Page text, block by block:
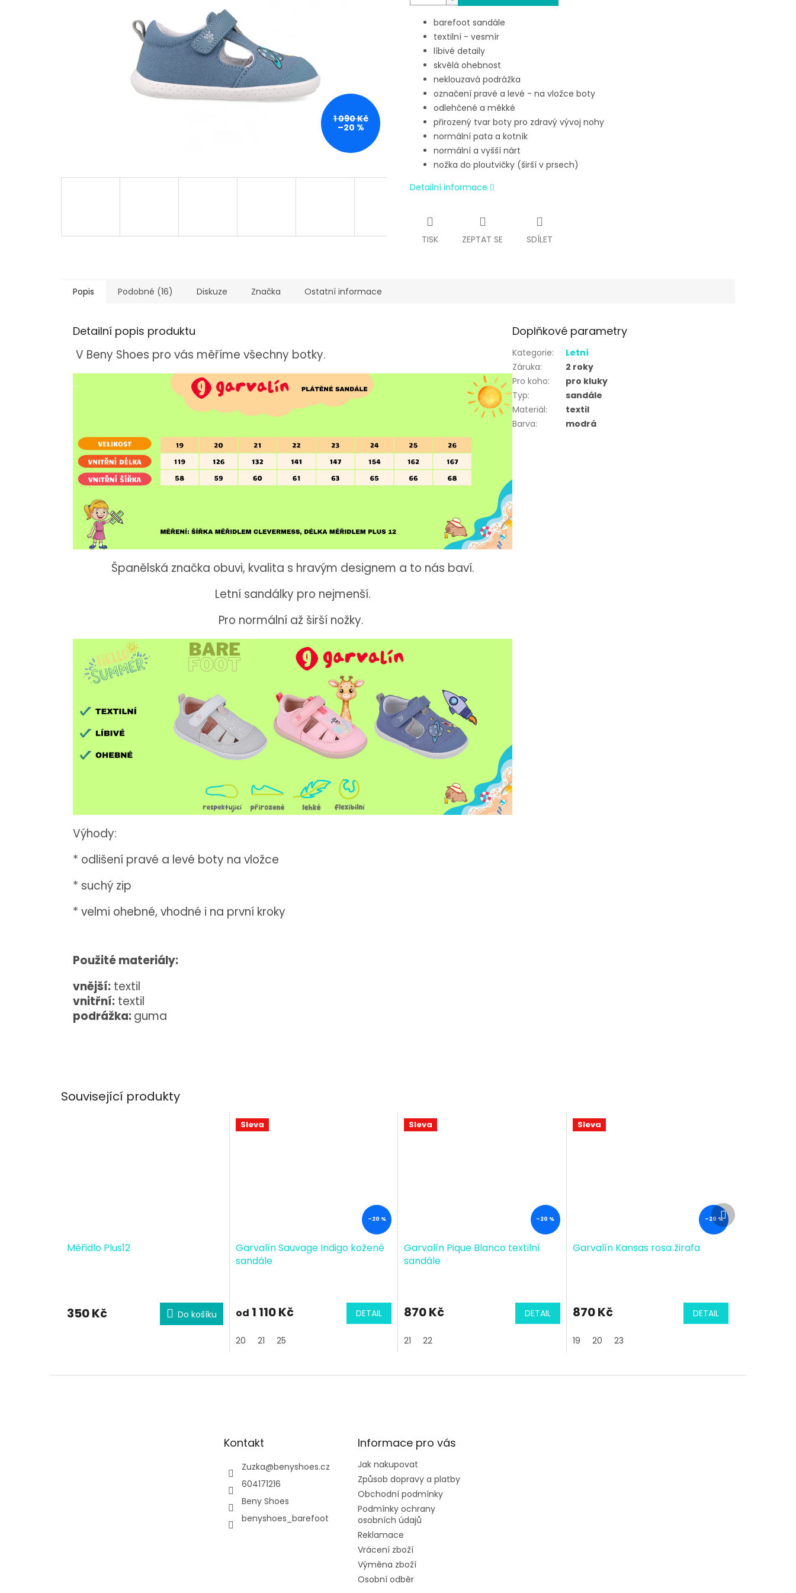
1 090 Kč
–20 %
barefoot sandále
textilní - vesmír
líbivé detaily
skvělá ohebnost
neklouzavá podrážka
označení pravé a levé - na vložce boty
odlehčené a měkké
přirozený tvar boty pro zdravý vývoj nohy
normální pata a kotník
normální a vyšší nárt
nožka do ploutvičky (širší v prsech)
Detailní informace
TISK ZEPTAT SE SDÍLET
Související produkty
Měřidlo Plus12
350 Kč Do košíku
Sleva
–20 %
Garvalín Sauvage Indigo kožené
sandále
od 1 110 Kč DETAIL
20 21 25
Sleva
–20 %
Garvalín Pique Blanco textilní
sandále
870 Kč DETAIL
21 22
Sleva
–20 %
Garvalín Kansas rosa žirafa
870 Kč DETAIL
19 20 23
Další
produkt
Popis Podobné (16) Diskuze Značka Ostatní informace
Detailní popis produktu
V Beny Shoes pro vás měříme všechny botky.
Španělská značka obuvi, kvalita s hravým designem a to nás baví.
Letní sandálky pro nejmenší.
Pro normální až širší nožky.
Výhody:
* odlišení pravé a levé boty na vložce
* suchý zip
* velmi ohebné, vhodné i na první kroky
Použité materiály:
vnější: textil
vnitřní: textil
podrážka:guma
Doplňkové parametry
Kategorie:
Letní
Záruka:
2 roky
Pro koho:
pro kluky
Typ:
sandále
Materiál:
textil
Barva: modrá
Kontakt
Zuzka@benyshoes.cz
604171216
Beny Shoes
benyshoes_barefoot
Informace pro vás
Jak nakupovat
Způsob dopravy a platby
Obchodní podmínky
Podmínky ochrany
osobních údajů
Reklamace
Vrácení zboží
Výměna zboží
Osobní odběr